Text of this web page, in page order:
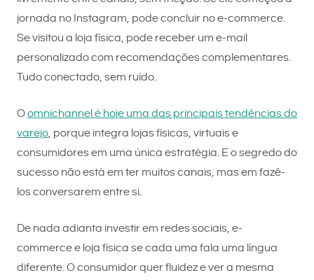
jornada no Instagram, pode concluir no e-commerce.
Se visitou a loja física, pode receber um e-mail
personalizado com recomendações complementares.
Tudo conectado, sem ruído.
Oomnichannel é hoje uma das principais tendências do
varejo, porque integra lojas físicas, virtuais e
consumidores em uma única estratégia. E o segredo do
sucesso não está em ter muitos canais, mas em fazê-
los conversarem entre si.
De nada adianta investir em redes sociais, e-
commerce e loja física se cada uma fala uma língua
diferente. O consumidor quer fluidez e ver a mesma